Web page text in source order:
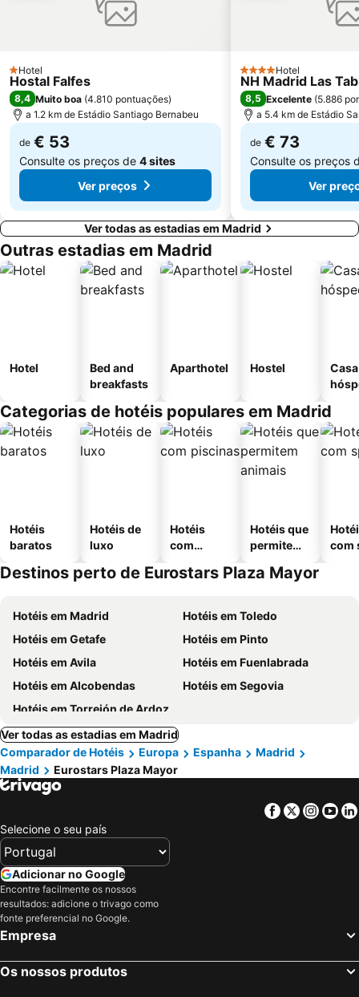
Tetuán
Praça da Cibeles
Centro Comercial Gran Vía de Hortaleza
Santiago Bernabéu Metro Station
1 Estrelas
Hotel
Hostal Falfes
8,4 Muito boa (4.810 pontuações)
a 1.2 km de Estádio Santiago Bernabeu
de € 53
Consulte os preços de 4 sites
Ver preços
4 Estrelas
Hotel
NH Madrid Las
8,5 Excelente (5.886
a 5.4 km de Estádio
de € 73
Consulte os preços
Ver
Ver todas as estadias em Madrid
Outras estadias em Madrid
Hotel
Bed and
breakfasts
Aparthotel Hostel
Categorias de hotéis populares em Madrid
Hotéis
baratos
Hotéis de
luxo
Hotéis
com
Hotéis que
permitem
com
Destinos perto de Eurostars Plaza Mayor
Hotéis em Madrid
Hotéis em Toledo
Hotéis em Getafe
Hotéis em Pinto
Hotéis em Avila
Hotéis em Fuenlabrada
Hotéis em Alcobendas
Hotéis em Segovia
Hotéis em Torrejón de Ardoz
Ver todas as estadias em Madrid
Comparador de Hotéis
Europa Espanha
Madrid
Madrid
Eurostars Plaza Mayor
Facebook
Twitter
Selecione o seu país
Adicionar no Google
Encontre facilmente os nossos
resultados: adicione o trivago como
fonte preferencial no Google.
Empresa
Os nossos produtos